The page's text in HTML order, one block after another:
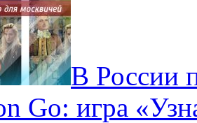
В России
Go: игра